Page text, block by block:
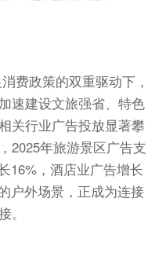
费政策的双重驱动下，
速建设文旅强省、特色
关行业广告投放显著攀
2025年旅游景区广告支
16%，酒店业广告增长
户外场景，正成为连接
。